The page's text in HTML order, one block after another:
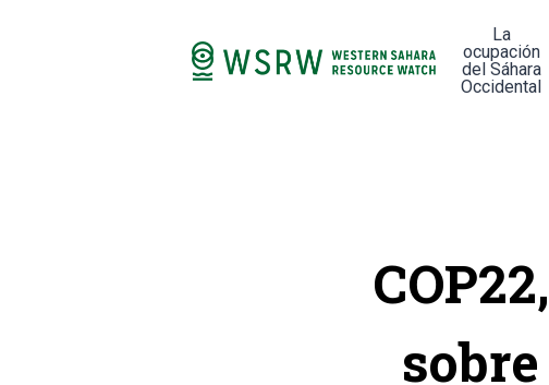
La
ocupación
del Sáhara
Occidental